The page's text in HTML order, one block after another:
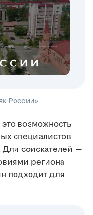
России»
возможность
специалистов
Для соискателей —
региона
подходит для